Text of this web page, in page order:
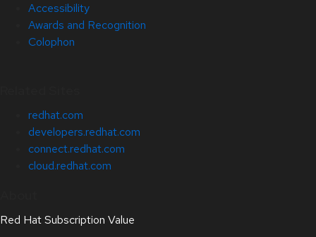
Accessibility
Awards and Recognition
Colophon
redhat.com
developers.redhat.com
connect.redhat.com
cloud.redhat.com
Red Hat Subscription Value